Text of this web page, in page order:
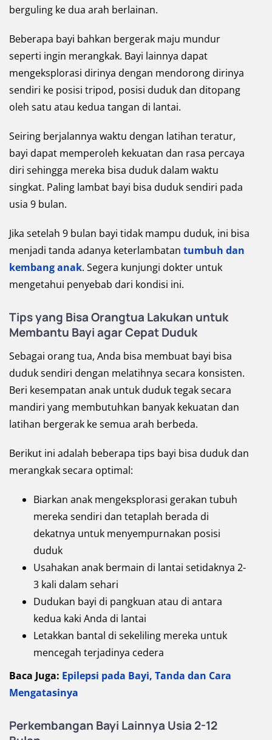
berguling ke dua arah berlainan.
Beberapa bayi bahkan bergerak maju mundur
seperti ingin merangkak. Bayi lainnya dapat
mengeksplorasi dirinya dengan mendorong dirinya
sendiri ke posisi tripod, posisi duduk dan ditopang
oleh satu atau kedua tangan di lantai.
Seiring berjalannya waktu dengan latihan teratur,
bayi dapat memperoleh kekuatan dan rasa percaya
diri sehingga mereka bisa duduk dalam waktu
singkat. Paling lambat bayi bisa duduk sendiri pada
usia 9 bulan.
Jika setelah 9 bulan bayi tidak mampu duduk, ini bisa
menjadi tanda adanya keterlambatan tumbuh dan
kembang anak. Segera kunjungi dokter untuk
mengetahui penyebab dari kondisi ini.
Tips yang Bisa Orangtua Lakukan untuk
Membantu Bayi agar Cepat Duduk
Sebagai orang tua, Anda bisa membuat bayi bisa
duduk sendiri dengan melatihnya secara konsisten.
Beri kesempatan anak untuk duduk tegak secara
mandiri yang membutuhkan banyak kekuatan dan
latihan bergerak ke semua arah berbeda.
Berikut ini adalah beberapa tips bayi bisa duduk dan
merangkak secara optimal:
Biarkan anak mengeksplorasi gerakan tubuh
mereka sendiri dan tetaplah berada di
dekatnya untuk menyempurnakan posisi
duduk
Usahakan anak bermain di lantai setidaknya 2-
3 kali dalam sehari
Dudukan bayi di pangkuan atau di antara
kedua kaki Anda di lantai
Letakkan bantal di sekeliling mereka untuk
mencegah terjadinya cedera
Baca Juga: Epilepsi pada Bayi, Tanda dan Cara
Mengatasinya
Perkembangan Bayi Lainnya Usia 2-12